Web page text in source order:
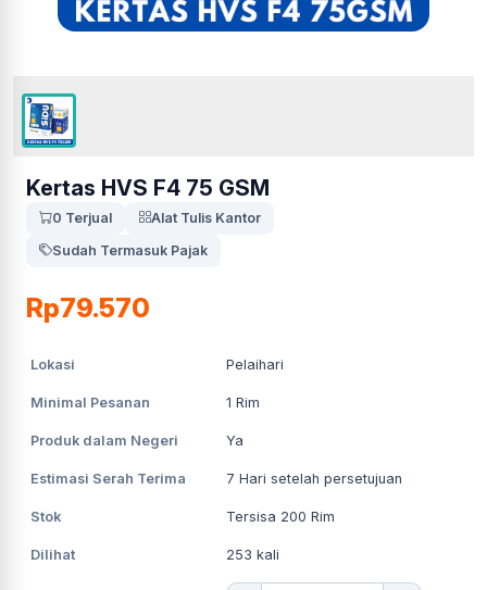
Kertas HVS F4 75 GSM
0 Terjual
Alat Tulis Kantor
Sudah Termasuk Pajak
Rp79.570
Lokasi Pelaihari
Minimal Pesanan 1 Rim
Produk dalam Negeri Ya
Estimasi Serah Terima 7 Hari setelah persetujuan
Stok Tersisa 200 Rim
Dilihat 253 kali